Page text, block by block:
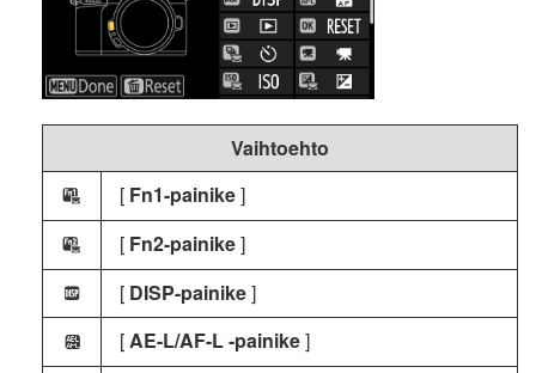
Vaihtoehto
w [ Fn1-painike]
y [ Fn2-painike]
H [ DISP-painike]
j [AE-L/AF-L -painike]